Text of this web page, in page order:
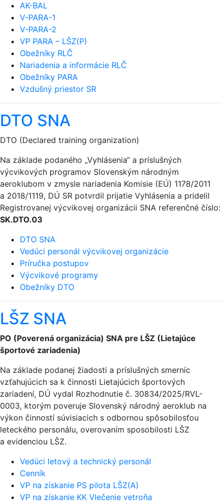
AK-BAL
V-PARA-1
V-PARA-2
VP PARA – LŠZ(P)
Obežníky RLČ
Nariadenia a informácie RLČ
Obežníky PARA
Vzdušný priestor SR
DTO SNA
DTO (Declared training organization)
Na základe podaného „Vyhlásenia“ a príslušných
výcvikových programov Slovenským národným
aeroklubom v zmysle nariadenia Komisie (EÚ) 1178/2011
a 2018/1119, DÚ SR potvrdil prijatie Vyhlásenia a pridelil
Registrovanej výcvikovej organizácii SNA referenčné číslo:
SK.DTO.03
DTO SNA
Vedúci personál výcvikovej organizácie
Príručka postupov
Výcvikové programy
Obežníky DTO
LŠZ SNA
PO (Poverená organizácia) SNA pre LŠZ (Lietajúce
športové zariadenia)
Na základe podanej žiadosti a príslušných smerníc
vzťahujúcich sa k činnosti Lietajúcich športových
zariadení, DÚ vydal Rozhodnutie č. 30834/2025/RVL-
0003, ktorým poveruje Slovenský národný aeroklub na
výkon činností súvisiacich s odbornou spôsobilosťou
leteckého personálu, overovaním sposobilosti LŠZ
a evidenciou LŠZ.
Vedúci letový a technický personál
Cenník
VP na získanie PS pilota LŠZ(A)
VP na získanie KK Vlečenie vetroňa